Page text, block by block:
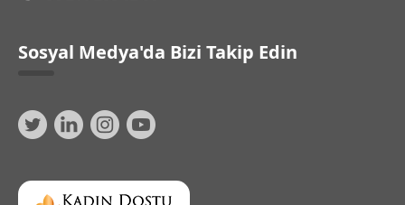
Sosyal Medya'da Bizi Takip Edin